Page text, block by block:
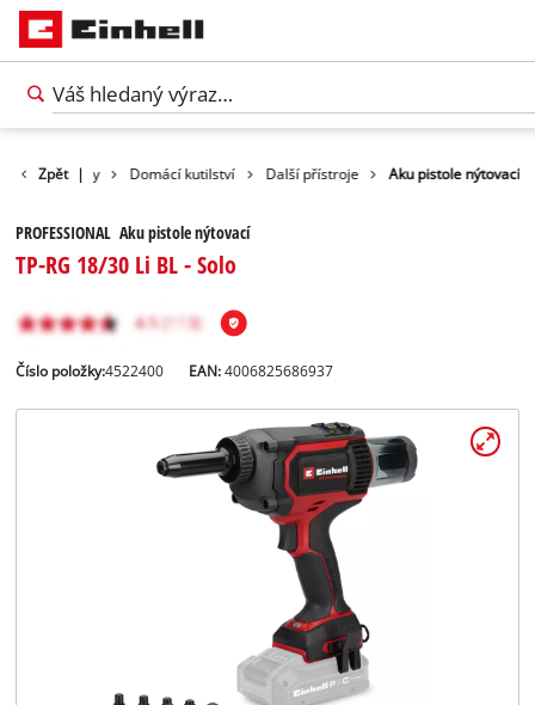
Zpět |
Produkty Domácí kutilství Další přístroje Aku pistole nýtovací
PROFESSIONAL Aku pistole nýtovací
TP-RG 18/30 Li BL - Solo
Číslo položky:4522400 EAN:4006825686937